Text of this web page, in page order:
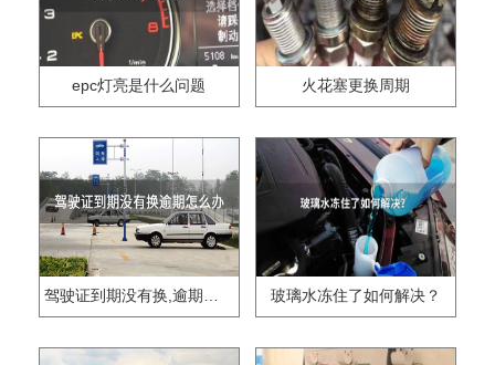
epc灯亮是什么问题 火花塞更换周期
驾驶证到期没有换,逾期怎么办?? 玻璃水冻住了如何解决？